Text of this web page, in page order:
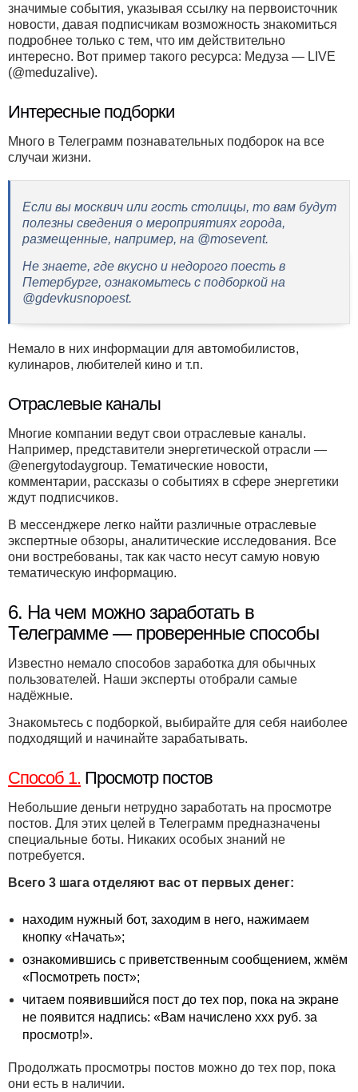
значимые события, указывая ссылку на первоисточник
новости, давая подписчикам возможность знакомиться
подробнее только с тем, что им действительно
интересно. Вот пример такого ресурса: Медуза — LIVE
(@meduzalive).
Интересные подборки
Много в Телеграмм познавательных подборок на все
случаи жизни.
Если вы москвич или гость столицы, то вам будут
полезны сведения о мероприятиях города,
размещенные, например, на @mosevent.
Не знаете, где вкусно и недорого поесть в
Петербурге, ознакомьтесь с подборкой на
@gdevkusnopoest.
Немало в них информации для автомобилистов,
кулинаров, любителей кино и т.п.
Отраслевые каналы
Многие компании ведут свои отраслевые каналы.
Например, представители энергетической отрасли —
@energytodaygroup. Тематические новости,
комментарии, рассказы о событиях в сфере энергетики
ждут подписчиков.
В мессенджере легко найти различные отраслевые
экспертные обзоры, аналитические исследования. Все
они востребованы, так как часто несут самую новую
тематическую информацию.
6. На чем можно заработать в
Телеграмме — проверенные способы
Известно немало способов заработка для обычных
пользователей. Наши эксперты отобрали самые
надёжные.
Знакомьтесь с подборкой, выбирайте для себя наиболее
подходящий и начинайте зарабатывать.
Способ 1. Просмотр постов
Небольшие деньги нетрудно заработать на просмотре
постов. Для этих целей в Телеграмм предназначены
специальные боты. Никаких особых знаний не
потребуется.
Всего 3 шага отделяют вас от первых денег:
находим нужный бот, заходим в него, нажимаем
кнопку «Начать»;
ознакомившись с приветственным сообщением, жмём
«Посмотреть пост»;
читаем появившийся пост до тех пор, пока на экране
не появится надпись: «Вам начислено ххх руб. за
просмотр!».
Продолжать просмотры постов можно до тех пор, пока
они есть в наличии.